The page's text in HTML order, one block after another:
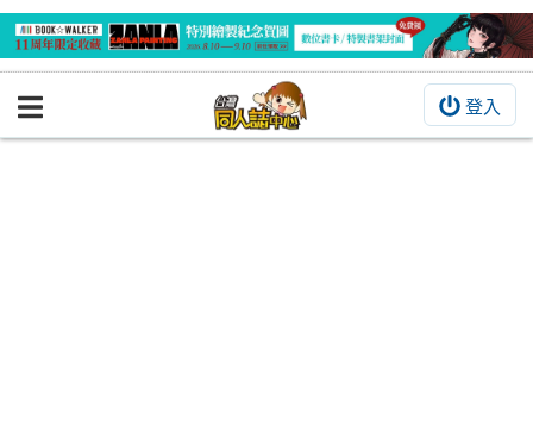
登入
BOOKY書集倉庫